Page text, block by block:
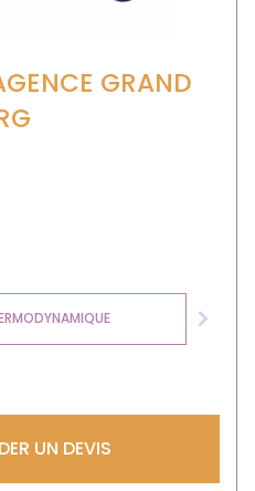
GRAND
Next
UN DEVIS